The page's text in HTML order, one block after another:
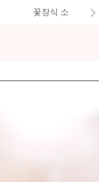
꽃장식 소